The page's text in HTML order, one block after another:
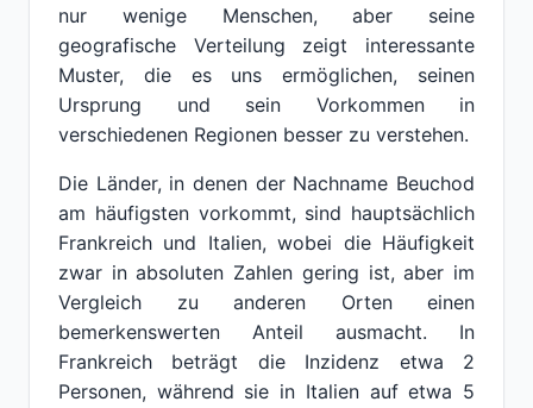
nur wenige Menschen, aber seine
geografische Verteilung zeigt interessante
Muster, die es uns ermöglichen, seinen
Ursprung und sein Vorkommen in
verschiedenen Regionen besser zu verstehen.
Die Länder, in denen der Nachname Beuchod
am häufigsten vorkommt, sind hauptsächlich
Frankreich und Italien, wobei die Häufigkeit
zwar in absoluten Zahlen gering ist, aber im
Vergleich zu anderen Orten einen
bemerkenswerten Anteil ausmacht. In
Frankreich beträgt die Inzidenz etwa 2
Personen, während sie in Italien auf etwa 5